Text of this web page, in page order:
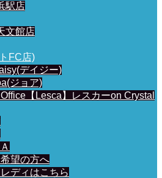
駅店
文館店
FC店)
デイジー)
ジョア)
【Lesca】レスカーon Crystal
望の方へ
ディはこちら